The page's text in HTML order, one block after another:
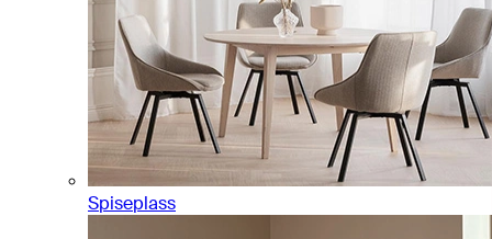
Spiseplass